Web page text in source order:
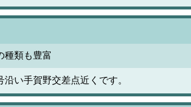
種類も豊富
い手賀野交差点近くです。